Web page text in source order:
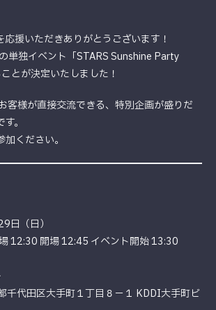
応援いただきありがとうございます！
単独イベント「STARS Sunshine Party
とが決定いたしました！
客様が直接交流できる、特別企画が盛りだ
。
ください。
日（日）
12:30 開場 12:45 イベント開始 13:30
千代田区大手町１丁目８−１ KDDI大手町ビ